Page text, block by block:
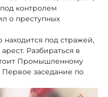
контролем
о преступных
под стражей,
Разбираться в
Промышленному
заседание по